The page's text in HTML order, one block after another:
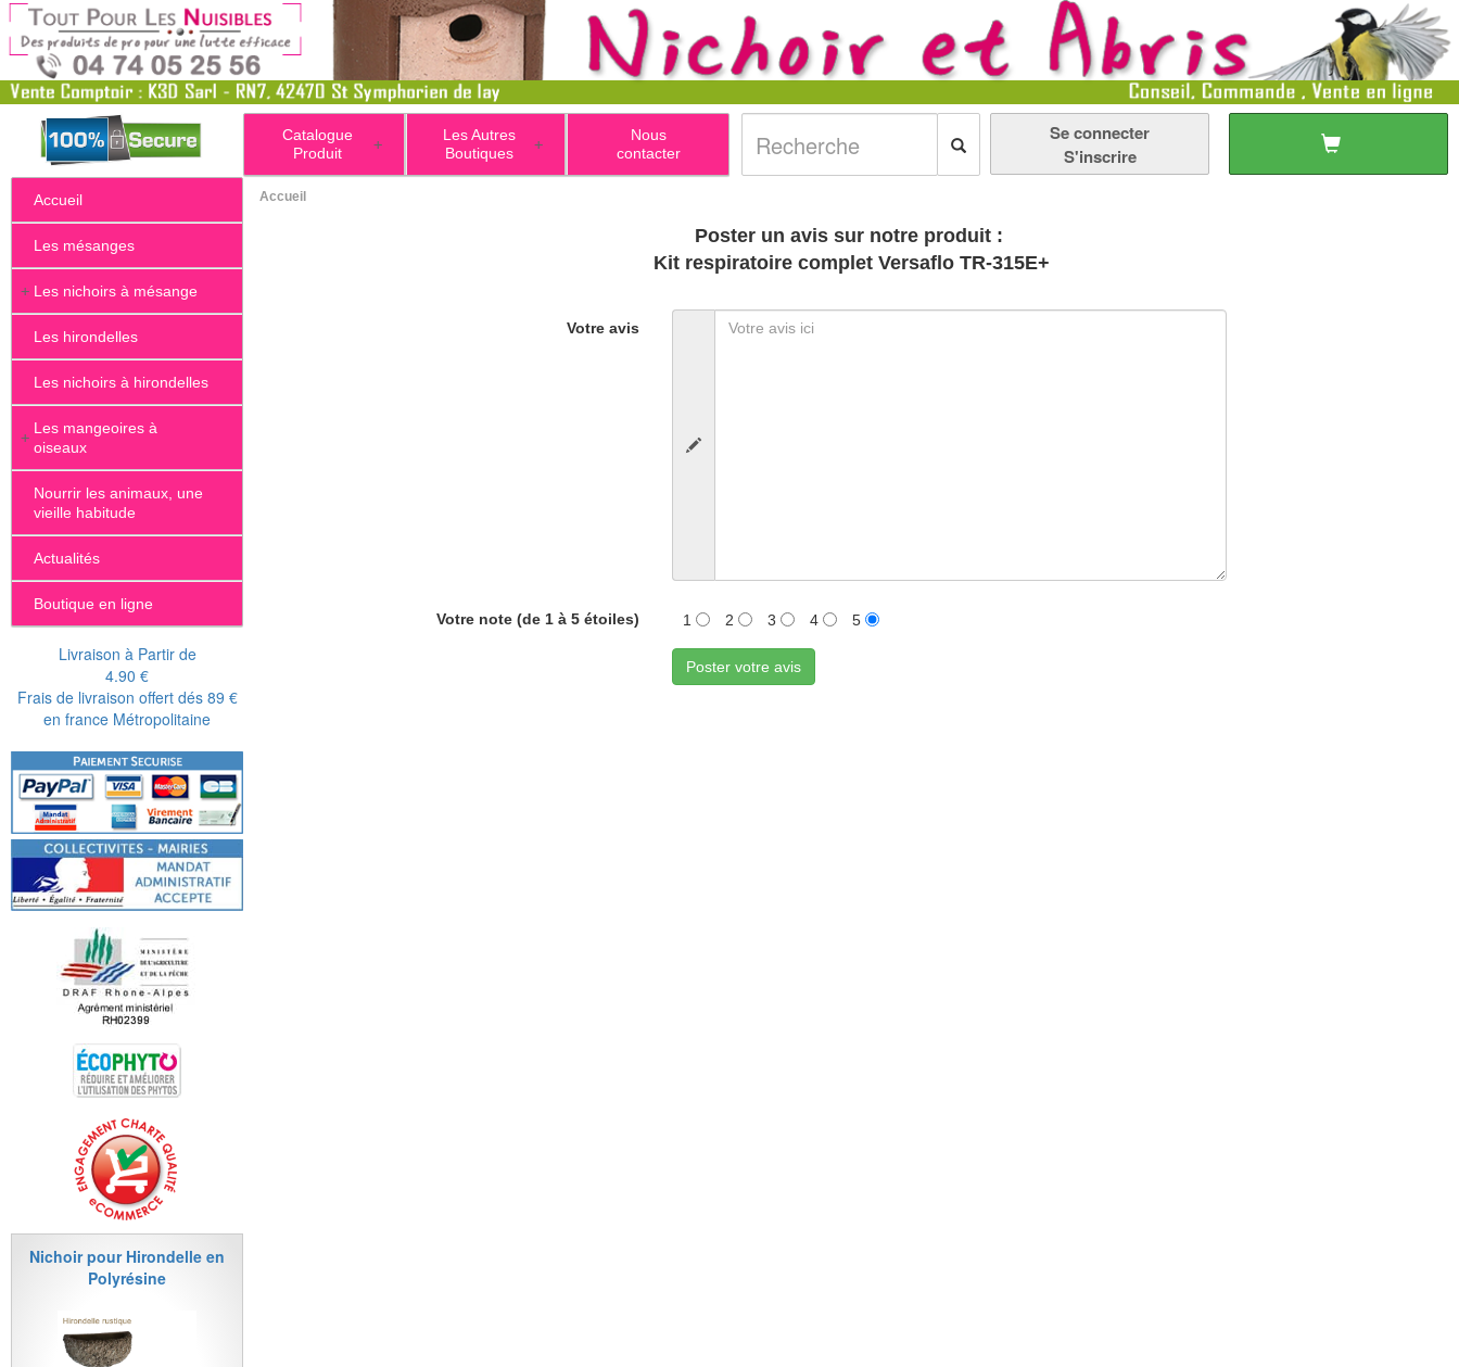
+
Catalogue
Produit
+
Les Autres
Boutiques
Nous
contacter
Se connecter
S'inscrire
Accueil
Les mésanges
+ Les nichoirs à mésange
Les hirondelles
Les nichoirs à hirondelles
+
Les mangeoires à
oiseaux
Nourrir les animaux, une
vieille habitude
Actualités
Boutique en ligne
Livraison à Partir de
4.90 €
Frais de livraison offert dés 89 €
en france Métropolitaine
Nichoir pour Hirondelle en
Polyrésine
Accueil
Poster un avis sur notre produit :
Kit respiratoire complet Versaflo TR-315E+
Votre avis
Votre note (de 1 à 5 étoiles) 1 2 3 4 5
Poster votre avis